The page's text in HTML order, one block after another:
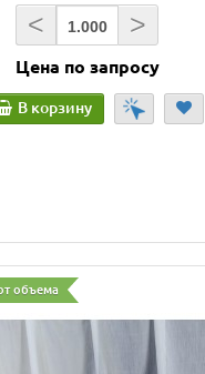
< >
Цена по запросу
В корзину
объема